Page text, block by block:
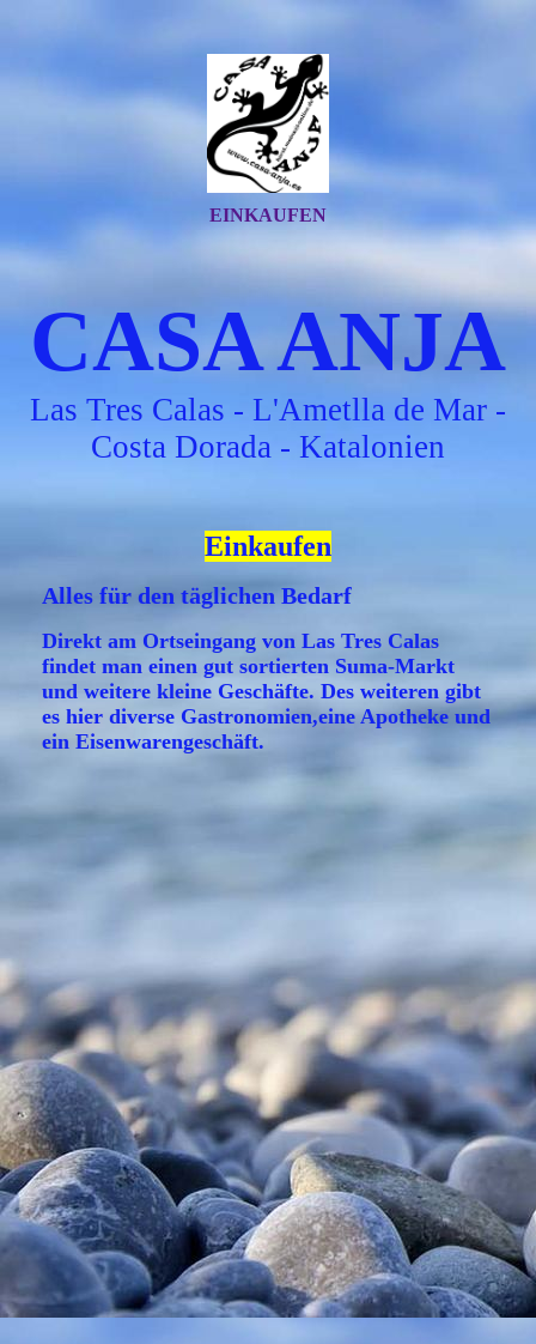
EINKAUFEN
CASA ANJA
Las Tres Calas - L'Ametlla de Mar -
Costa Dorada - Katalonien
Einkaufen
Alles für den täglichen Bedarf
Direkt am Ortseingang von Las Tres Calas
findet man einen gut sortierten Suma-Markt
und weitere kleine Geschäfte. Des weiteren gibt
es hier diverse Gastronomien,eine Apotheke und
ein Eisenwarengeschäft.